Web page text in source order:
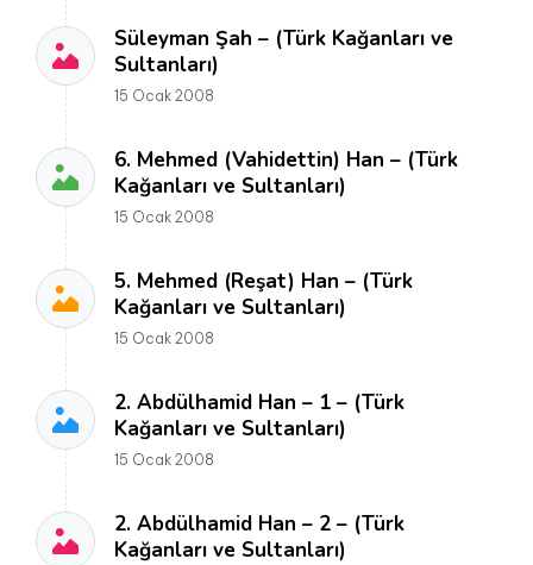
Süleyman Şah – (Türk Kağanları ve
Sultanları)
15 Ocak 2008
6. Mehmed (Vahidettin) Han – (Türk
Kağanları ve Sultanları)
15 Ocak 2008
5. Mehmed (Reşat) Han – (Türk
Kağanları ve Sultanları)
15 Ocak 2008
2. Abdülhamid Han – 1 – (Türk
Kağanları ve Sultanları)
15 Ocak 2008
2. Abdülhamid Han – 2 – (Türk
Kağanları ve Sultanları)